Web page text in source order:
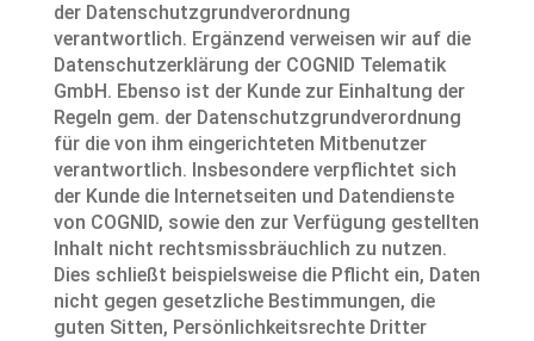
der Datenschutzgrundverordnung
verantwortlich. Ergänzend verweisen wir auf die
Datenschutzerklärung der COGNID Telematik
GmbH. Ebenso ist der Kunde zur Einhaltung der
Regeln gem. der Datenschutzgrundverordnung
für die von ihm eingerichteten Mitbenutzer
verantwortlich. Insbesondere verpflichtet sich
der Kunde die Internetseiten und Datendienste
von COGNID, sowie den zur Verfügung gestellten
Inhalt nicht rechtsmissbräuchlich zu nutzen.
Dies schließt beispielsweise die Pflicht ein, Daten
nicht gegen gesetzliche Bestimmungen, die
guten Sitten, Persönlichkeitsrechte Dritter